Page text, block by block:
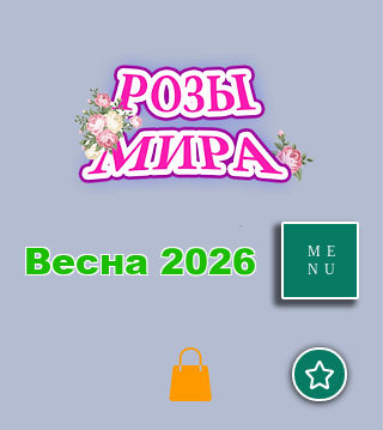
ME
NU
Весна 2026